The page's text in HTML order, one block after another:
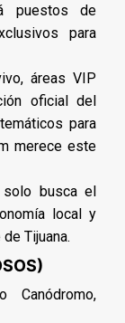
puestos de
para
áreas VIP
oficial del
para
merece este
busca el
local y
Tijuana.
Canódromo,